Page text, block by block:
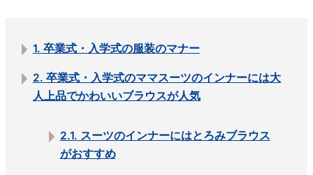
1. 卒業式・入学式の服装のマナー
2. 卒業式・入学式のママスーツのインナーには大
人上品でかわいいブラウスが人気
2.1. スーツのインナーにはとろみブラウス
がおすすめ